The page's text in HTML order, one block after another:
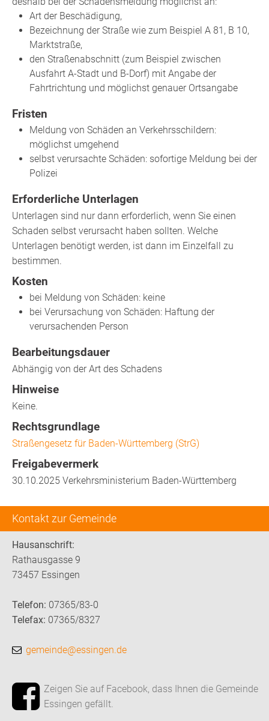
Kontakt zur Gemeinde
Hausanschrift:
Rathausgasse 9
73457 Essingen
Telefon: 07365/83-0
Telefax: 07365/8327
gemeinde@essingen.de
Zeigen Sie auf Facebook, dass Ihnen die Gemeinde
Essingen gefällt.
Art der Beschädigung,
Bezeichnung der Straßewie zum Beispiel A 81, B 10,
Marktstraße,
den Straßenabschnitt (zum Beispiel zwischen
Ausfahrt A-Stadt und B-Dorf) mit Angabe der
Fahrtrichtung und möglichst genauer Ortsangabe
Fristen
Meldung von Schäden an Verkehrsschildern:
möglichst umgehend
selbst verursachte Schäden: sofortige Meldung bei der
Polizei
Erforderliche Unterlagen
Unterlagen sind nur dann erforderlich, wenn Sie einen
Schaden selbst verursacht haben sollten. Welche
Unterlagen benötigt werden, ist dann im Einzelfall zu
bestimmen.
Kosten
bei Meldung von Schäden: keine
bei Verursachung von Schäden: Haftung der
verursachenden Person
Bearbeitungsdauer
Abhängig von der Art des Schadens
Hinweise
Keine.
Rechtsgrundlage
Straßengesetz für Baden-Württemberg (StrG)
Freigabevermerk
30.10.2025 Verkehrsministerium Baden-Württemberg